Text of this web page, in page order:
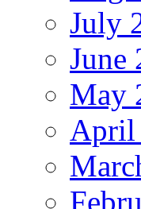
July
June
May
April